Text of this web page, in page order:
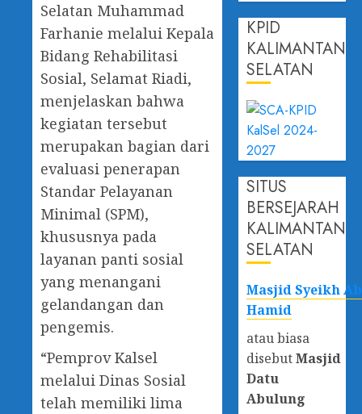
Selatan Muhammad
Farhanie melalui Kepala
Bidang Rehabilitasi
Sosial, Selamat Riadi,
menjelaskan bahwa
kegiatan tersebut
merupakan bagian dari
evaluasi penerapan
Standar Pelayanan
Minimal (SPM),
khususnya pada
layanan panti sosial
yang menangani
gelandangan dan
pengemis.
“Pemprov Kalsel
melalui Dinas Sosial
telah memiliki lima
KPID
KALIMANTAN
SELATAN
SITUS
BERSEJARAH
KALIMANTAN
SELATAN
Masjid Syeikh
Hamid
atau biasa
disebutMasjid
Datu
Abulung